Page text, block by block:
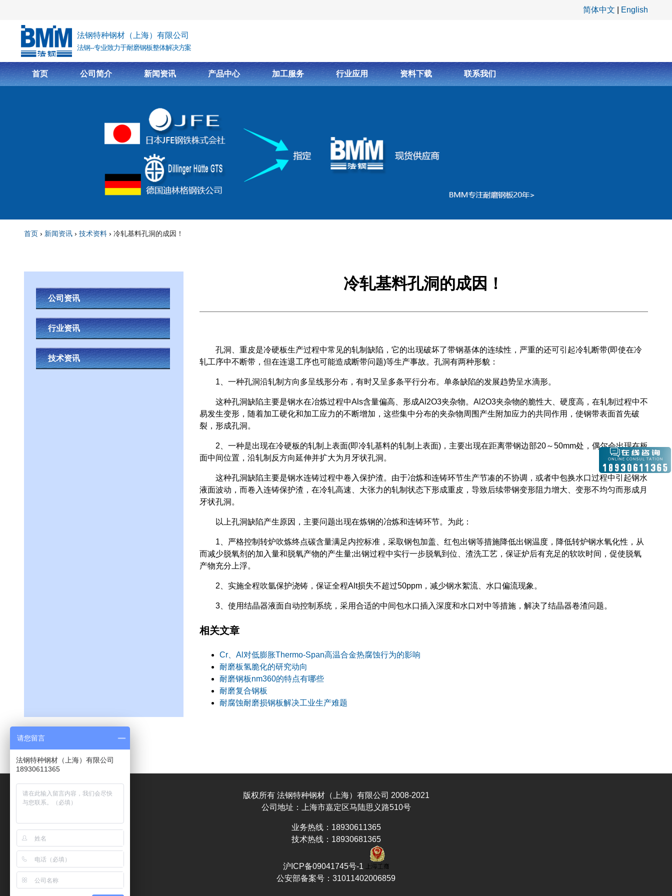
简体中文 English
法钢特种钢材（上海）有限公司
法钢--专业致力于耐磨钢板整体解决方案
首页 公司简介 新闻资讯 产品中心 加工服务 行业应用 资料下载 联系我们
首页 › 新闻资讯 › 技术资料 › 冷轧基料孔洞的成因！
冷轧基料孔洞的成因！
孔洞、重皮是冷硬板生产过程中常见的轧制缺陷，它的出现破坏了带钢基体的连续性，严重的还可引起冷轧断带(即使在冷
轧工序中不断带，但在连退工序也可能造成断带问题)等生产事故。孔洞有两种形貌：
1、一种孔洞沿轧制方向多呈线形分布，有时又呈多条平行分布。单条缺陷的发展趋势呈水滴形。
这种孔洞缺陷主要是钢水在冶炼过程中Als含量偏高、形成Al2O3夹杂物。Al2O3夹杂物的脆性大、硬度高，在轧制过程中不
易发生变形，随着加工硬化和加工应力的不断增加，这些集中分布的夹杂物周围产生附加应力的共同作用，使钢带表面首先破
裂，形成孔洞。
2、一种是出现在冷硬板的轧制上表面(即冷轧基料的轧制上表面)，主要出现在距离带钢边部20～50mm处，偶尔会出现在板
面中间位置，沿轧制反方向延伸并扩大为月牙状孔洞。
这种孔洞缺陷主要是钢水连铸过程中卷入保护渣。由于冶炼和连铸环节生产节凑的不协调，或者中包换水口过程中引起钢水
液面波动，而卷入连铸保护渣，在冷轧高速、大张力的轧制状态下形成重皮，导致后续带钢变形阻力增大、变形不均匀而形成月
牙状孔洞。
以上孔洞缺陷产生原因，主要问题出现在炼钢的冶炼和连铸环节。为此：
1、严格控制转炉吹炼终点碳含量满足内控标准，采取钢包加盖、红包出钢等措施降低出钢温度，降低转炉钢水氧化性，从
而减少脱氧剂的加入量和脱氧产物的产生量;出钢过程中实行一步脱氧到位、渣洗工艺，保证炉后有充足的软吹时间，促使脱氧
产物充分上浮。
2、实施全程吹氩保护浇铸，保证全程Alt损失不超过50ppm，减少钢水絮流、水口偏流现象。
3、使用结晶器液面自动控制系统，采用合适的中间包水口插入深度和水口对中等措施，解决了结晶器卷渣问题。
相关文章
Cr、Al对低膨胀Thermo-Span高温合金热腐蚀行为的影响
耐磨板氢脆化的研究动向
耐磨钢板nm360的特点有哪些
耐磨复合钢板
耐腐蚀耐磨损钢板解决工业生产难题
公司资讯
行业资讯
技术资讯
版权所有 法钢特种钢材（上海）有限公司 2008-2021
公司地址：上海市嘉定区马陆思义路510号
业务热线：18930611365
技术热线：18930681365
沪ICP备09041745号-1
公安部备案号：31011402006859
请您留言
法钢特种钢材（上海）有限公司
18930611365